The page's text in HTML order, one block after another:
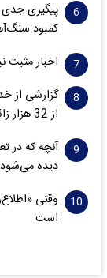
پیگیری
کمبود
اخبار مثبت
گزارشی از
از 32 هزار زائر اربعین حسینی
آنچه که در
دیده می‌شود
وقتی
است